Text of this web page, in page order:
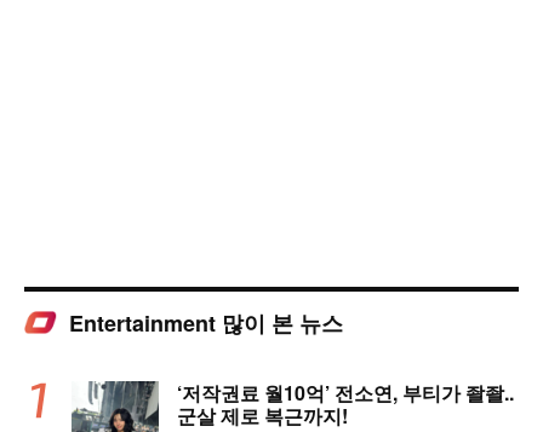
Entertainment 많이 본 뉴스
‘저작권료 월10억’ 전소연, 부티가 좔좔..
군살 제로 복근까지!